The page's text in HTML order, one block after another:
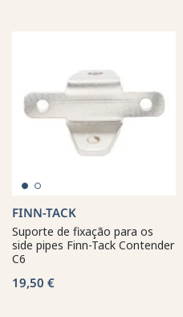
FINN-TACK
Suporte de fixação para os
side pipes Finn-Tack Contender
C6
19,50 €